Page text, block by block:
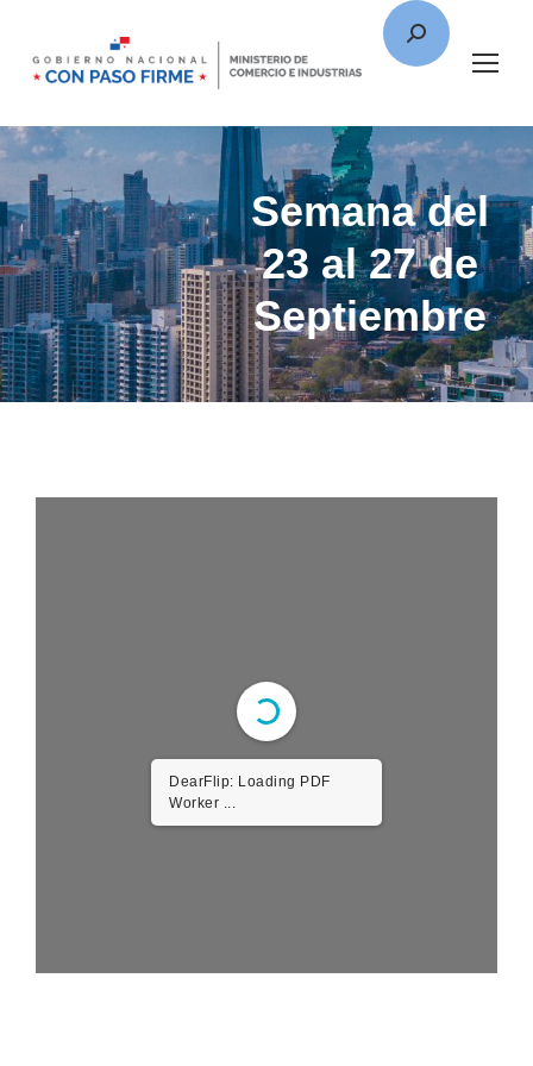
Semana del
23 al 27 de
Septiembre
DearFlip: Loading PDF
Worker ...